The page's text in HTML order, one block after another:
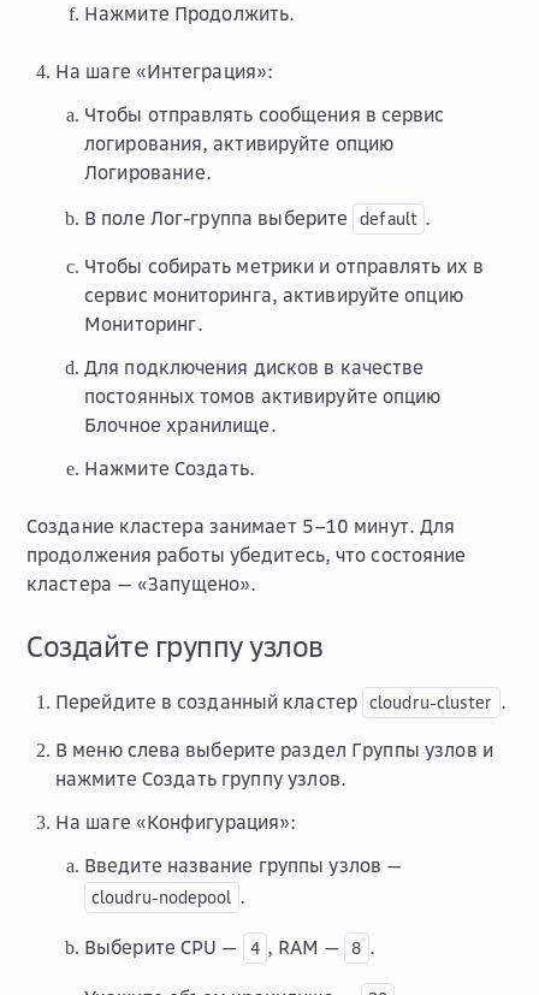
Нажмите Продолжить.
На шаге «Интеграция»:
Чтобы отправлять сообщения в сервис
логирования, активируйте опцию
Логирование.
В поле Лог-группа выберите default .
Чтобы собирать метрики и отправлять их в
сервис мониторинга, активируйте опцию
Мониторинг.
Для подключения дисков в качестве
постоянных томов активируйте опцию
Блочное хранилище.
Нажмите Создать.
Создание кластера занимает 5–10 минут. Для
продолжения работы убедитесь, что состояние
кластера — «Запущено».
Создайте группу узлов
Перейдите в созданный кластер cloudru-cluster .
В меню слева выберите раздел Группы узлов и
нажмите Создать группу узлов.
На шаге «Конфигурация»:
Введите название группы узлов —
cloudru-nodepool .
Выберите CPU — 4 , RAM — 8 .